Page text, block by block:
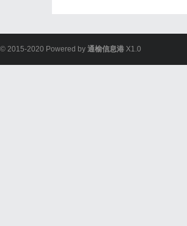
© 2015-2020 Powered by 通榆信息港 X1.0